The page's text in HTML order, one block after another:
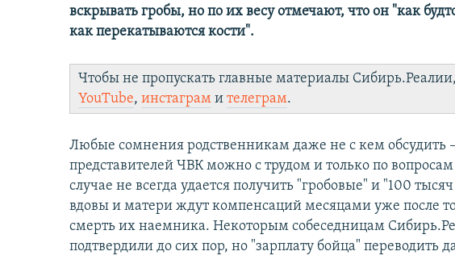
вскрывать гробы, но по их весу отмечают, что он "как
как перекатываются кости".
Чтобы не пропускать главные материалы
YouTube,инстаграм ителеграм.
Любые сомнения родственникам даже не с кем обсудить
представителей ЧВК можно с трудом и только по
случае не всегда удается получить "гробовые" и "100
вдовы и матери ждут компенсаций месяцами уже после
смерть их наемника. Некоторым собеседницам
подтвердили до сих пор, но "зарплату бойца" переводить